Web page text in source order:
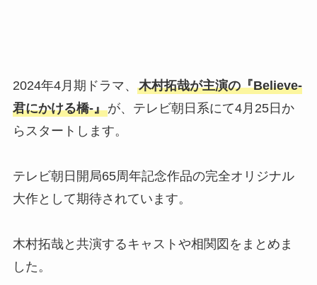
2024年4月期ドラマ、 木村拓哉が主演の『Believe-
君にかける橋-』が、テレビ朝日系にて4月25日か
らスタートします。
テレビ朝日開局65周年記念作品の完全オリジナル
大作として期待されています。
木村拓哉と共演するキャストや相関図をまとめま
した。